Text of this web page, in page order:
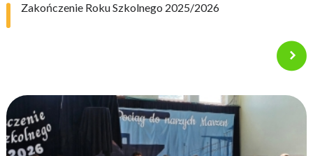
Zakończenie Roku Szkolnego 2025/2026